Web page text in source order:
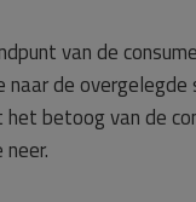
van de
naar de overgelegde
het betoog van de